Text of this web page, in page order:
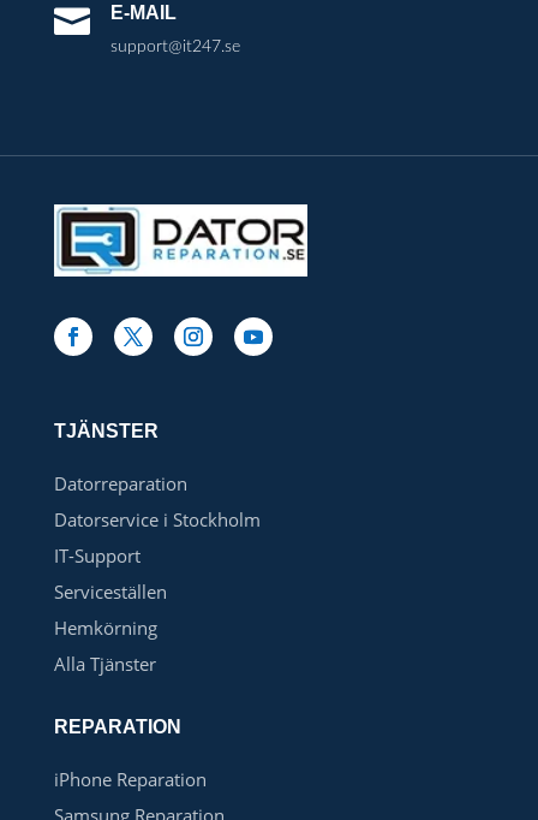
 E-MAIL
support@it247.se
TJÄNSTER
Datorreparation
Datorservice i Stockholm
IT-Support
Serviceställen
Hemkörning
Alla Tjänster
REPARATION
iPhone Reparation
Samsung Reparation